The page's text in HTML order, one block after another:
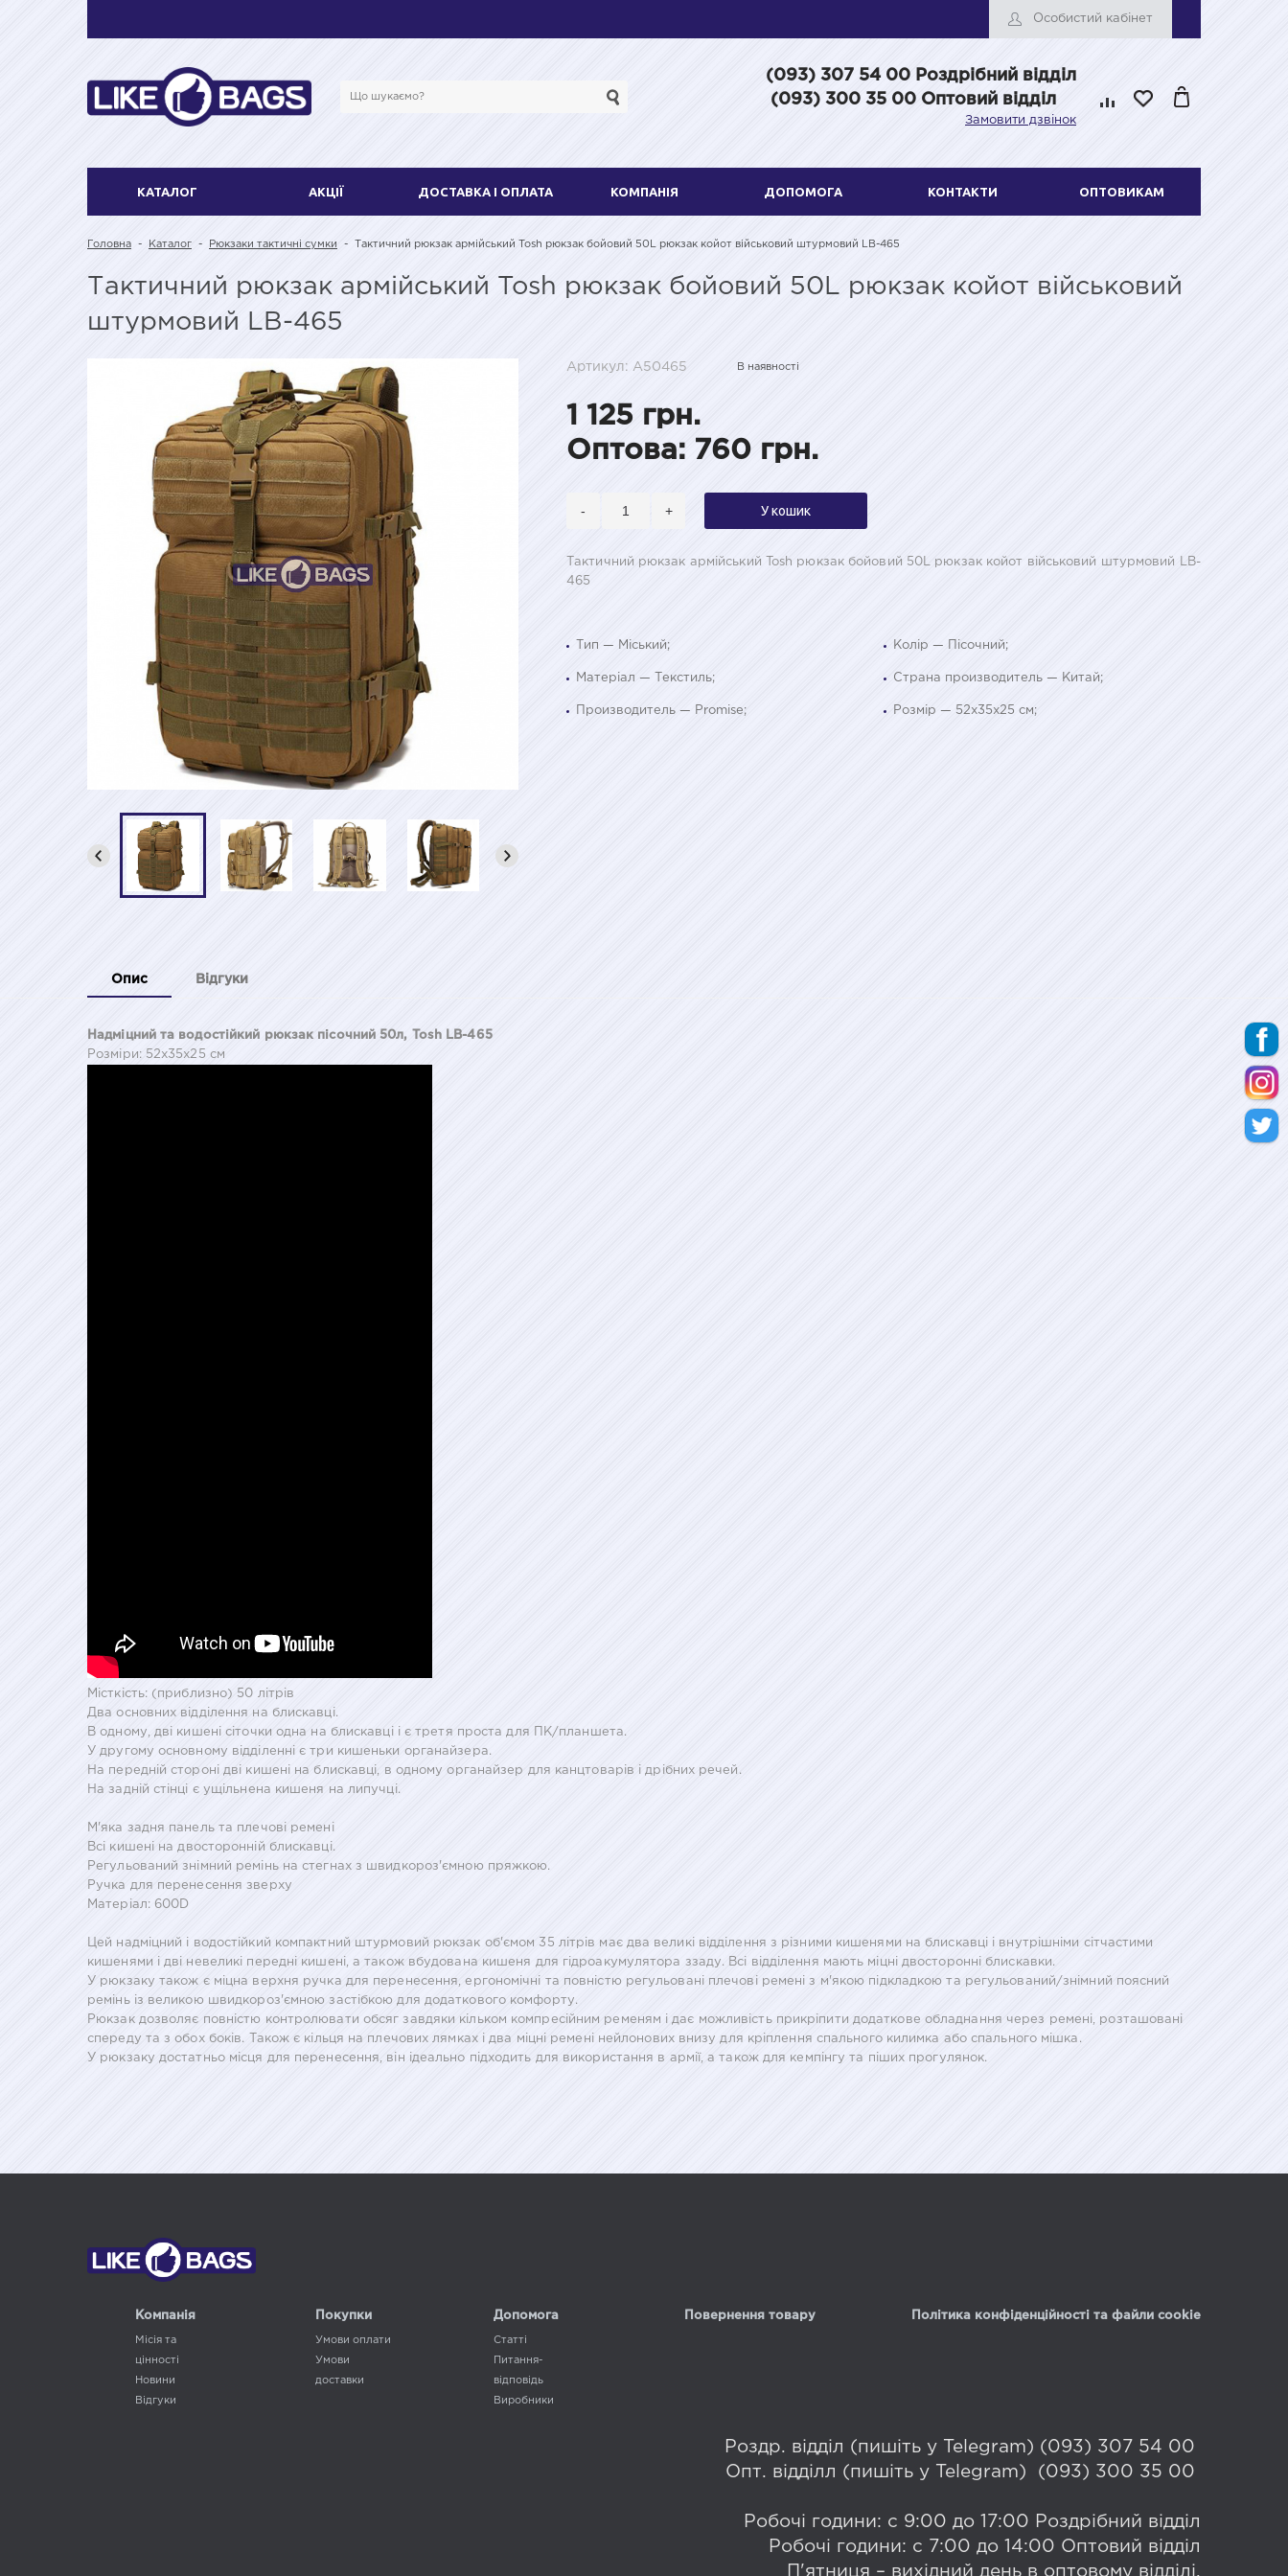
Особистий кабінет
(093) 307 54 00 Роздрібний відділ
(093) 300 35 00 Оптовий відділ
Замовити дзвінок
КАТАЛОГ АКЦІЇ ДОСТАВКА І ОПЛАТА КОМПАНІЯ ДОПОМОГА КОНТАКТИ ОПТОВИКАМ
Головна - Каталог - Рюкзаки тактичні сумки - Тактичний рюкзак армійський Tosh рюкзак бойовий 50L рюкзак койот військовий штурмовий LB-465
Тактичний рюкзак армійський Tosh рюкзак бойовий 50L рюкзак койот військовий
штурмовий LB-465
Артикул: A50465 В наявності
1 125 грн.
Оптова: 760 грн.
- + У кошик
Тактичний рюкзак армійський Tosh рюкзак бойовий 50L рюкзак койот військовий штурмовий LB-
465
Тип — Міський; Колір — Пісочний;
Матеріал — Текстиль; Страна производитель — Китай;
Производитель — Promise; Розмір — 52х35х25 см;
Опис Відгуки
Надміцний та водостійкий рюкзак пісочний 50л, Tosh LB-465
Розміри: 52х35х25 см
Місткість: (приблизно) 50 літрів
Два основних відділення на блискавці.
В одному, дві кишені сіточки одна на блискавці і є третя проста для ПК/планшета.
У другому основному відділенні є три кишеньки органайзера.
На передній стороні дві кишені на блискавці, в одному органайзер для канцтоварів і дрібних речей.
На задній стінці є ущільнена кишеня на липучці.
М'яка задня панель та плечові ремені
Всі кишені на двосторонній блискавці.
Регульований знімний ремінь на стегнах з швидкороз'ємною пряжкою.
Ручка для перенесення зверху
Матеріал: 600D
Цей надміцний і водостійкий компактний штурмовий рюкзак об'ємом 35 літрів має два великі відділення з різними кишенями на блискавці і внутрішніми сітчастими
кишенями і дві невеликі передні кишені, а також вбудована кишеня для гідроакумулятора ззаду. Всі відділення мають міцні двосторонні блискавки.
У рюкзаку також є міцна верхня ручка для перенесення, ергономічні та повністю регульовані плечові ремені з м'якою підкладкою та регульований/знімний поясний
ремінь із великою швидкороз'ємною застібкою для додаткового комфорту.
Рюкзак дозволяє повністю контролювати обсяг завдяки кільком компресійним ременям і дає можливість прикріпити додаткове обладнання через ремені, розташовані
спереду та з обох боків. Також є кільця на плечових лямках і два міцні ремені нейлонових внизу для кріплення спального килимка або спального мішка.
У рюкзаку достатньо місця для перенесення, він ідеально підходить для використання в армії, а також для кемпінгу та піших прогулянок.
Компанія
Місія та
цінності
Новини
Відгуки
Покупки
Умови оплати
Умови
доставки
Допомога
Статті
Питання-
відповідь
Виробники
Повернення товару Політика конфіденційності та файли cookie
Роздр. відділ (пишіть у Telegram) (093) 307 54 00
Опт. відділл (пишіть у Telegram) (093) 300 35 00
Робочі години: с 9:00 до 17:00 Роздрібний відділ
Робочі години: с 7:00 до 14:00 Оптовий відділ
П'ятниця – вихідний день в оптовому відділі.